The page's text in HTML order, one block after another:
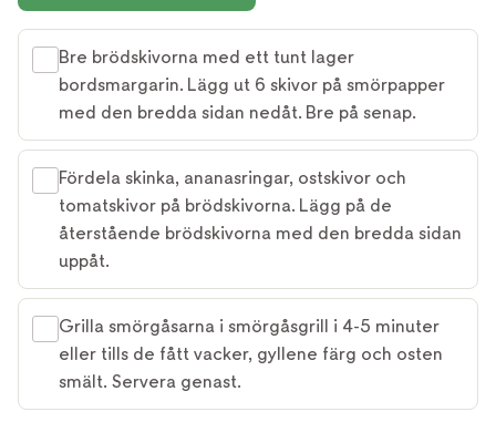
Bre brödskivorna med ett tunt lager
bordsmargarin. Lägg ut 6 skivor på smörpapper
med den bredda sidan nedåt. Bre på senap.
Fördela skinka, ananasringar, ostskivor och
tomatskivor på brödskivorna. Lägg på de
återstående brödskivorna med den bredda sidan
uppåt.
Grilla smörgåsarna i smörgåsgrill i 4-5 minuter
eller tills de fått vacker, gyllene färg och osten
smält. Servera genast.